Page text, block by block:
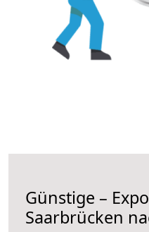
Günstige –
Saarbrücken